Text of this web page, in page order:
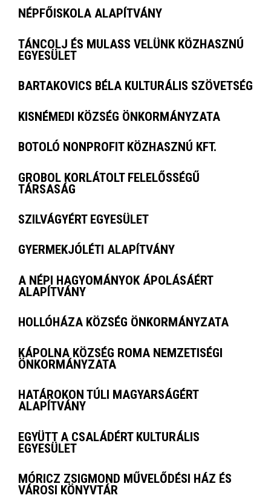
NÉPFŐISKOLA ALAPÍTVÁNY
TÁNCOLJ ÉS MULASS VELÜNK KÖZHASZNÚ
EGYESÜLET
BARTAKOVICS BÉLA KULTURÁLIS SZÖVETSÉG
KISNÉMEDI KÖZSÉG ÖNKORMÁNYZATA
BOTOLÓ NONPROFIT KÖZHASZNÚ KFT.
GROBOL KORLÁTOLT FELELŐSSÉGŰ
TÁRSASÁG
SZILVÁGYÉRT EGYESÜLET
GYERMEKJÓLÉTI ALAPÍTVÁNY
A NÉPI HAGYOMÁNYOK ÁPOLÁSÁÉRT
ALAPÍTVÁNY
HOLLÓHÁZA KÖZSÉG ÖNKORMÁNYZATA
KÁPOLNA KÖZSÉG ROMA NEMZETISÉGI
ÖNKORMÁNYZATA
HATÁROKON TÚLI MAGYARSÁGÉRT
ALAPÍTVÁNY
EGYÜTT A CSALÁDÉRT KULTURÁLIS
EGYESÜLET
MÓRICZ ZSIGMOND MŰVELŐDÉSI HÁZ ÉS
VÁROSI KÖNYVTÁR